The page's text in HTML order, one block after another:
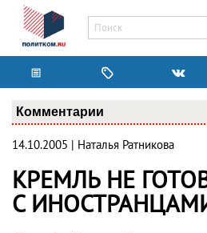
Комментарии
14.10.2005 | Наталья Ратникова
КРЕМЛЬ НЕ
С